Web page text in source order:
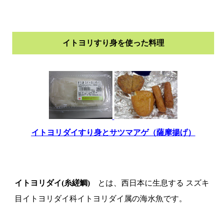
イトヨリすり身を使った料理
イトヨリダイすり身とサツマアゲ（薩摩揚げ）
イトヨリダイ(糸縒鯛) とは、西日本に生息する スズキ
目イトヨリダイ科イトヨリダイ属の海水魚です。